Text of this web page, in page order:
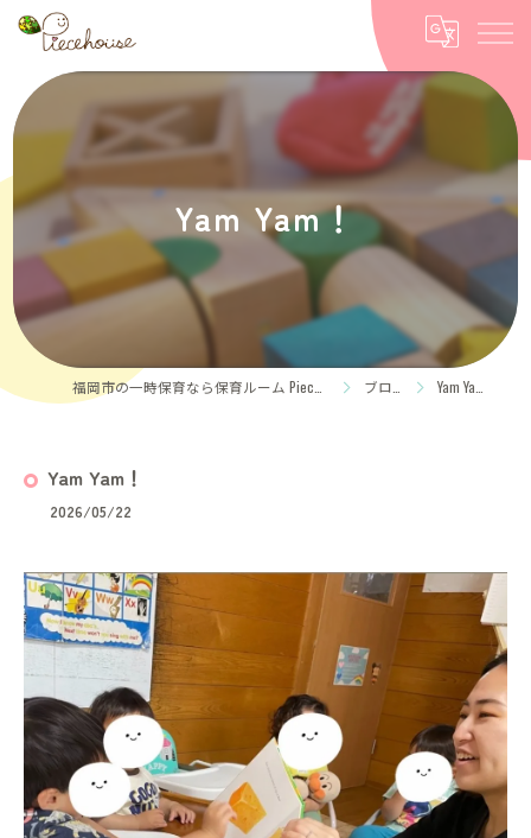
Yam Yam！
ブログ Yam Yam！
Yam Yam！
2026/05/22